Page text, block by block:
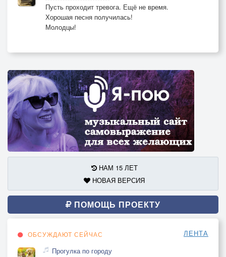
Пусть проходит тревога. Ещё не время.
Хорошая песня получилась!
Молодцы!
НАМ 15 ЛЕТ
НОВАЯ ВЕРСИЯ
ПОМОЩЬ ПРОЕКТУ
ОБСУЖДАЮТ СЕЙЧАС ЛЕНТА
Прогулка по городу